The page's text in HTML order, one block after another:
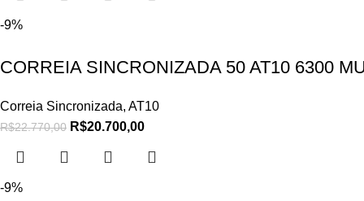
-9%
CORREIA SINCRONIZADA 50 AT10 6300
Correia Sincronizada, AT10
R$22.770,00 R$20.700,00
-9%